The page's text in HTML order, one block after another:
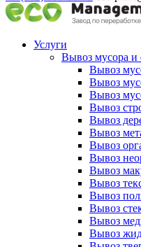
Услуги
Вывоз мусора и
Вывоз
Вывоз
Вывоз
Вывоз
Вывоз
Вывоз
Вывоз
Вывоз
Вывоз
Вывоз
Вывоз
Вывоз
Вывоз
Вывоз